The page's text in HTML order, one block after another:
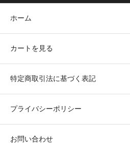
ホーム
カートを見る
特定商取引法に基づく表記
プライバシーポリシー
お問い合わせ